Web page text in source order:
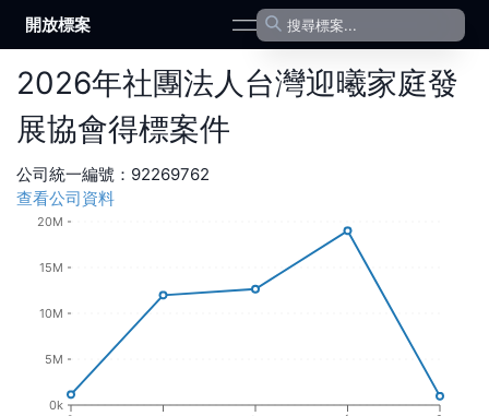
開放標案 open navigation menu
2026年社團法人台灣迎曦家庭發
展協會得標案件
公司統一編號： 92269762
查看公司資料
0k
5M
10M
15M
20M